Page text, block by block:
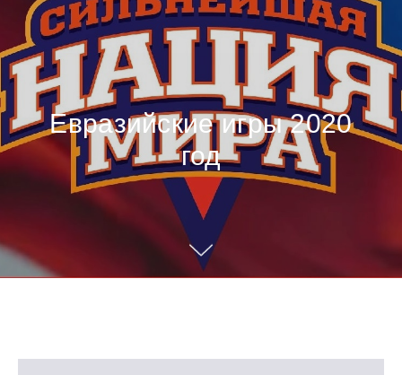
Евразийские игры 2020
год